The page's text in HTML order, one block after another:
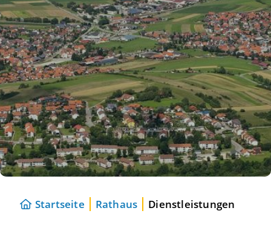
Startseite Rathaus Dienstleistungen